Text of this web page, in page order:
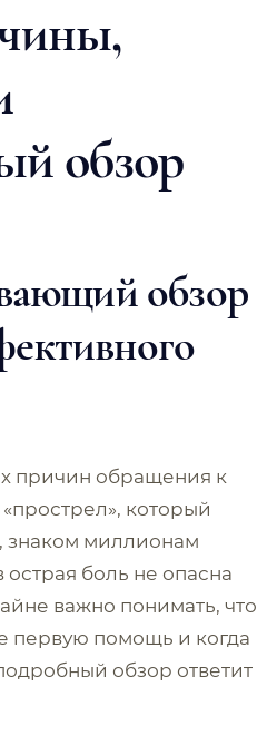
обзор
обзор
причин обращения к
который
знаком миллионам
боль не опасна
важно понимать, что
первую помощь и когда
обзор ответит